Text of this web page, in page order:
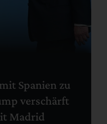
Spanien zu
verschärft
Madrid